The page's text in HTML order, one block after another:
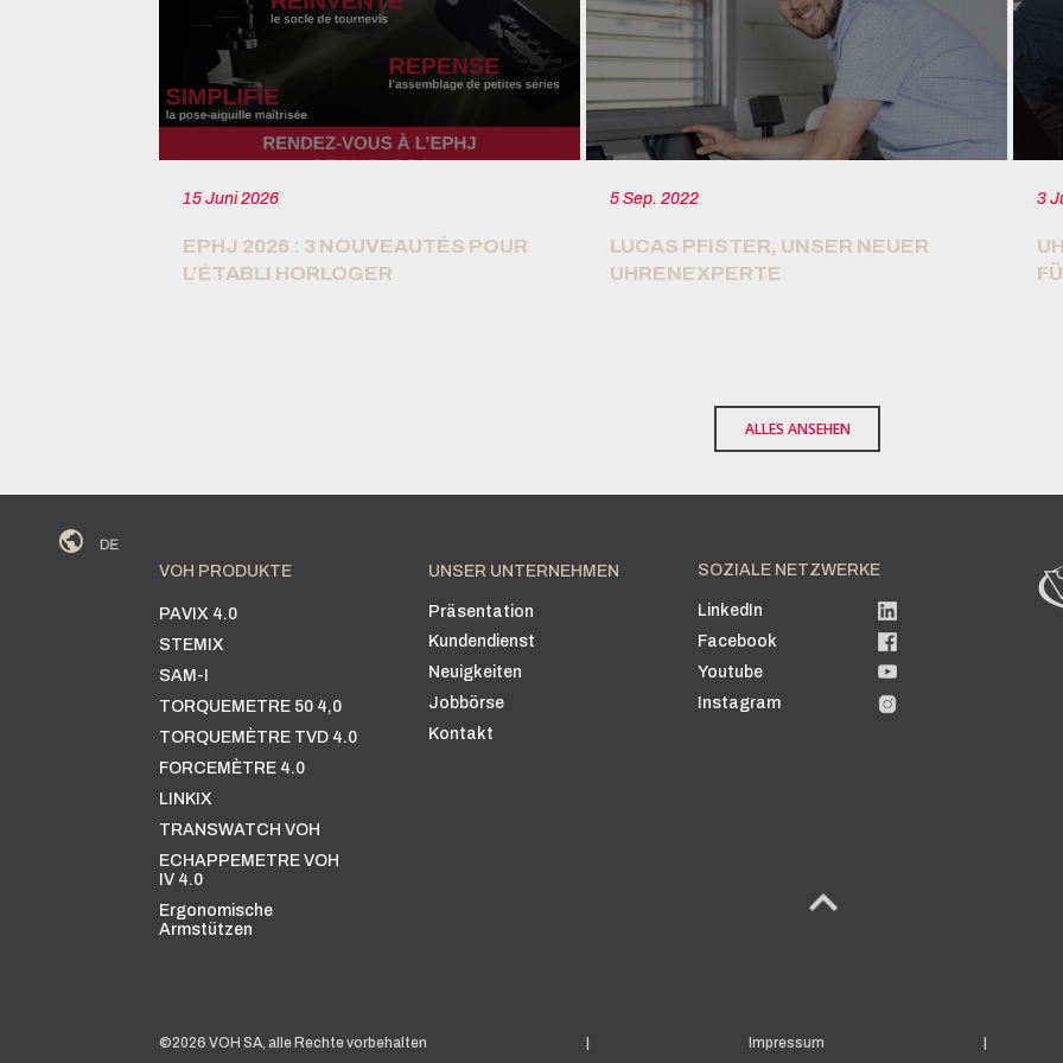
EPHJ 2026 : 3 NOUVEAUTÉS POUR
L’ÉTABLI HORLOGER
15 Juni 2026
LUCAS PFISTER, UNSER NEUER
UHRENEXPERTE
5 Sep. 2022 3
ALLES ANSEHEN
VOH PRODUKTE
PAVIX 4.0
STEMIX
SAM-I
TORQUEMETRE 50 4,0
TORQUEMÈTRE TVD 4.0
FORCEMÈTRE 4.0
LINKIX
TRANSWATCH VOH
ECHAPPEMETRE VOH
IV 4.0
Ergonomische
Armstützen
UNSER UNTERNEHMEN
Präsentation
Kundendienst
Neuigkeiten
Jobbörse
Kontakt
SOZIALE NETZWERKE
LinkedIn
Facebook
Youtube
Instagram
©2026 VOH SA, alle Rechte vorbehalten | Impressum |